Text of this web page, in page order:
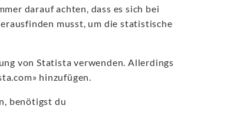
darauf achten, dass es sich bei
musst, um die statistische
von Statista verwenden. Allerdings
hinzufügen.
benötigst du